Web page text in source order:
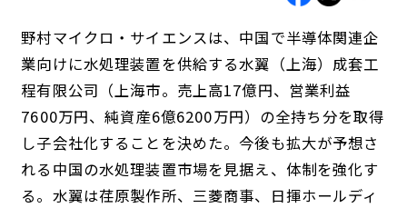
野村マイクロ・サイエンスは、中国で半導体関連企
業向けに水処理装置を供給する水翼（上海）成套工
程有限公司（上海市。売上高17億円、営業利益
7600万円、純資産6億6200万円）の全持ち分を取得
し子会社化することを決めた。今後も拡大が予想さ
れる中国の水処理装置市場を見据え、体制を強化す
る。水翼は荏原製作所、三菱商事、日揮ホールディ